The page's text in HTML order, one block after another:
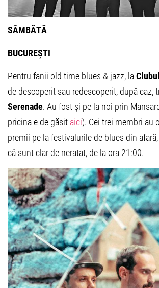
SÂMBĂTĂ
BUCUREȘTI
Pentru fanii old time blues & jazz, la
de descoperit sau redescoperit, după caz,
Serenade. Au fost și pe la noi prin
pricina e de găsit aici). Cei trei membri au
premii pe la festivalurile de blues din
că sunt clar de neratat, de la ora 21:00.